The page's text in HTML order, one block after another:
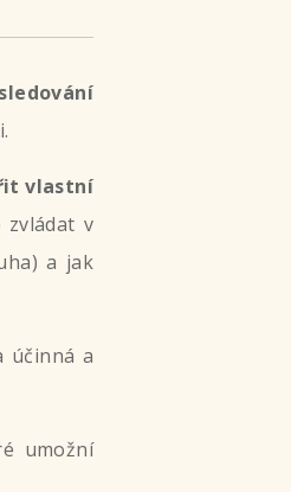
sledování
vlastní
zvládat v
a jak
účinná a
umožní